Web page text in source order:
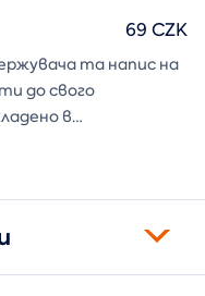
та напис на
до свого
в
безпосередньо вам.
69 CZK